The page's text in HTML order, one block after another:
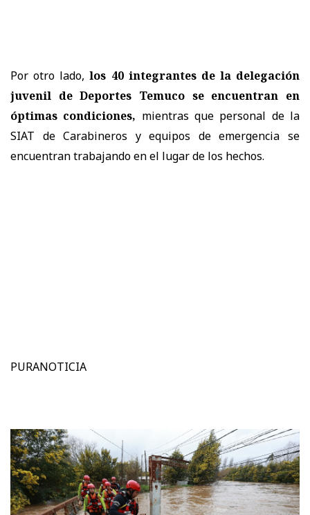
Por otro lado,los 40 integrantes de la delegación
juvenil de Deportes Temuco se encuentran en
óptimas condiciones, mientras que personal de la
SIAT de Carabineros y equipos de emergencia se
encuentran trabajando en el lugar de los hechos.
PURANOTICIA